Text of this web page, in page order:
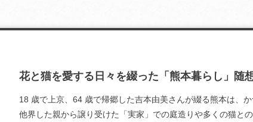
花と猫を愛する日々を綴った「熊本暮らし」随
18 歳で上京、64 歳で帰郷した吉本由美さんが綴る熊本は、
他界した親から譲り受けた「実家」での庭造りや多くの猫と